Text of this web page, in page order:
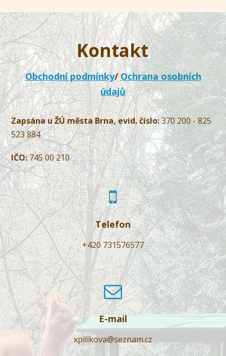
Kontakt
Obchodní podmínky/Ochrana osobních
údajů
Zapsána u ŽÚ města Brna, evid. číslo:370 200 - 825
523 884
IČO:745 00 210
Telefon
+420 731576577
E-mail
xpilikova@seznam.cz